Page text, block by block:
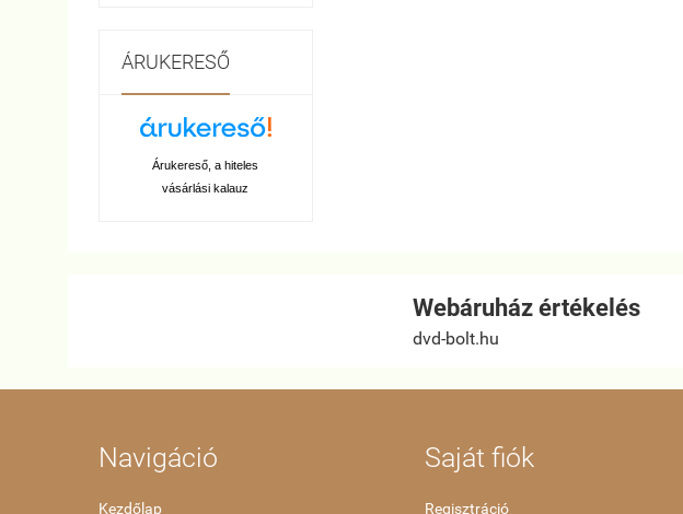
ÁRUKERESŐ
Árukereső, a hiteles
vásárlási kalauz
Webáruház értékelés
dvd-bolt.hu
Navigáció
Kezdőlap
Saját fiók
Regisztráció